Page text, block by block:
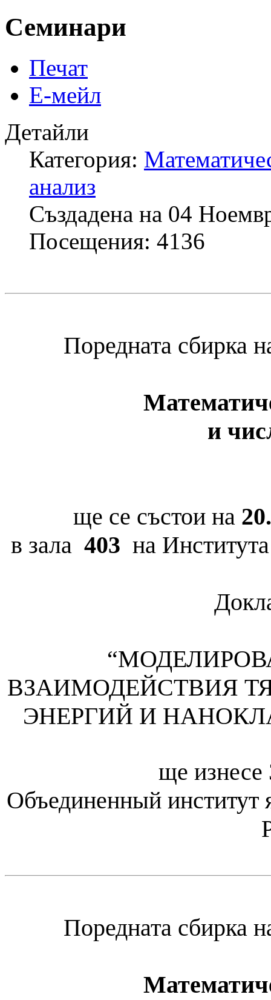
Семинари
Печат
Е-мейл
Детайли
Категория:
анализ
Създадена на 04
Посещения: 4136
Поредната сбирка
и
ще се състои на 20
в зала 403 на
“
ВЗАИМОДЕЙСТВИЯ
ЭНЕРГИЙ И
ще изнесe
Объединенный
Поредната сбирка